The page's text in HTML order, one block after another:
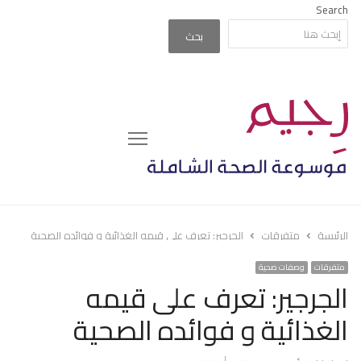
Search
بحث
Menu
الرئيسة متفرقات الجرجير: تعرف على قيمه الغذائية و فوائده الصحية
متفرقات وصفات صحية
الجرجير: تعرف على قيمه
الغذائية و فوائده الصحية